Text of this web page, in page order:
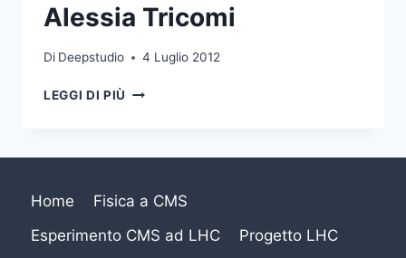
Alessia Tricomi
Di Deepstudio 4 Luglio 2012
LEGGI DI PIÙ ALESSIA
Home
Fisica a CMS
Esperimento CMS ad LHC
Progetto LHC